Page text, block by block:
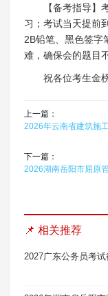
【备考指导
习；考试当天提前
2B铅笔、黑色签字
难，确保会的题目
祝各位考生金
上一篇：
下一篇：
📌 相关推荐
2027广东公务员考